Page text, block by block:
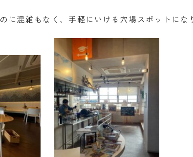
に混雑もなく、手軽にいける穴場スポットにな